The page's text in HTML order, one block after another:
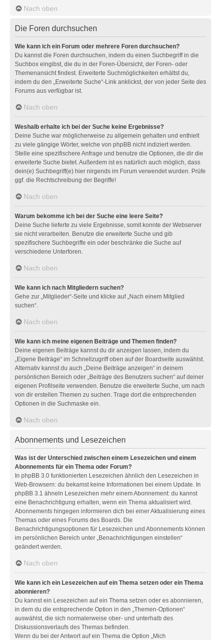
Nach oben
Die Foren durchsuchen
Wie kann ich ein Forum oder mehrere Foren durchsuchen?
Du kannst die Foren durchsuchen, indem du einen Suchbegriff in die
Suchbox eingibst, die du in der Foren-Übersicht, der Foren- oder
Themenansicht findest. Erweiterte Suchmöglichkeiten erhältst du,
indem du den „Erweiterte Suche“-Link anklickst, der von jeder Seite des
Forums aus verfügbar ist.
Nach oben
Weshalb erhalte ich bei der Suche keine Ergebnisse?
Deine Suche war möglicherweise zu allgemein gehalten und enthielt
zu viele gängige Wörter, welche von phpBB nicht indiziert werden.
Stelle eine spezifischere Anfrage und benutze die Optionen, die dir die
erweiterte Suche bietet. Außerdem ist es natürlich auch möglich, dass
dein(e) Suchbegriff(e) hier nirgends im Forum verwendet wurden. Prüfe
ggf. die Rechtschreibung der Begriffe!
Nach oben
Warum bekomme ich bei der Suche eine leere Seite?
Deine Suche lieferte zu viele Ergebnisse, somit konnte der Webserver
sie nicht verarbeiten. Benutze die erweiterte Suche und gib
spezifischere Suchbegriffe ein oder beschränke die Suche auf
verschiedene Unterforen.
Nach oben
Wie kann ich nach Mitgliedern suchen?
Gehe zur „Mitglieder“-Seite und klicke auf „Nach einem Mitglied
suchen“.
Nach oben
Wie kann ich meine eigenen Beiträge und Themen finden?
Deine eigenen Beiträge kannst du dir anzeigen lassen, indem du
„Eigene Beiträge“ im Schnellzugriff oben auf der Boardseite auswählst.
Alternativ kannst du auch „Deine Beiträge anzeigen“ in deinem
persönlichen Bereich oder „Beiträge des Benutzers suchen“ auf deiner
eigenen Profilseite verwenden. Benutze die erweiterte Suche, um nach
von dir erstellen Themen zu suchen. Trage dort die entsprechenden
Optionen in die Suchmaske ein.
Nach oben
Abonnements und Lesezeichen
Was ist der Unterschied zwischen einem Lesezeichen und einem
Abonnements für ein Thema oder Forum?
In phpBB 3.0 funktionierten Lesezeichen ähnlich den Lesezeichen in
Web-Browsern: du bekamst keine Informationen bei einem Update. In
phpBB 3.1 ähneln Lesezeichen mehr einem Abonnement: du kannst
eine Benachrichtigung erhalten, wenn ein Thema aktualisiert wird.
Abonnements hingegen informieren dich bei einer Aktualisierung eines
Themas oder eines Forums des Boards. Die
Benachrichtigungsoptionen für Lesezeichen und Abonnements können
im persönlichen Bereich unter „Benachrichtigungen einstellen“
geändert werden.
Nach oben
Wie kann ich ein Lesezeichen auf ein Thema setzen oder ein Thema
abonnieren?
Du kannst ein Lesezeichen auf ein Thema setzen oder es abonnieren,
in dem du die entsprechende Option in den „Themen-Optionen“
auswählst, die sich normalerweise ober- und unterhalb des
Diskussionsverlaufs des Themas befinden.
Wenn du bei der Antwort auf ein Thema die Option „Mich